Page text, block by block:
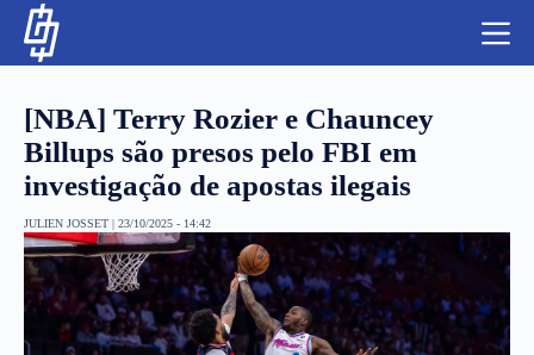
NBA
LUTAS E MMA
NFL
[NBA] Terry Rozier e Chauncey
Billups são presos pelo FBI em
investigação de apostas ilegais
JULIEN JOSSET | 23/10/2025 - 14:42